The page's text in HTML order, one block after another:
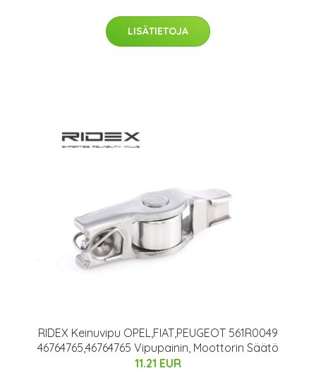
LISÄTIETOJA
RIDEX Keinuvipu OPEL,FIAT,PEUGEOT 561R0049
46764765,46764765 Vipupainin, Moottorin Säätö
11.21 EUR